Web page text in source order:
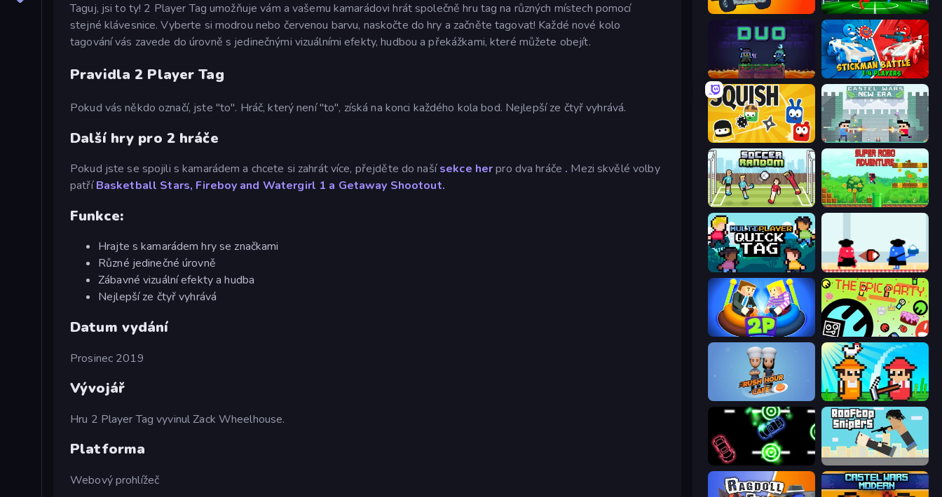
Taguj, jsi to ty! 2 Player Tag umožňuje vám a vašemu kamarádovi hrát společně hru tag na různých místech pomocí
stejné klávesnice. Vyberte si modrou nebo červenou barvu, naskočte do hry a začněte tagovat! Každé nové kolo
tagování vás zavede do úrovně s jedinečnými vizuálními efekty, hudbou a překážkami, které můžete obejít.
Pravidla 2 Player Tag
Pokud vás někdo označí, jste "to". Hráč, který není "to", získá na konci každého kola bod. Nejlepší ze čtyř vyhrává.
Další hry pro 2 hráče
Pokud jste se spojili s kamarádem a chcete si zahrát více, přejděte do našísekce herpro dva hráče . Mezi skvělé volby
patříBasketball Stars, Fireboy and Watergirl 1 a Getaway Shootout.
Funkce:
Hrajte s kamarádem hry se značkami
Různé jedinečné úrovně
Zábavné vizuální efekty a hudba
Nejlepší ze čtyř vyhrává
Datum vydání
Prosinec 2019
Vývojář
Hru 2 Player Tag vyvinul Zack Wheelhouse.
Platforma
Webový prohlížeč
Mini-Caps: Arena Ragdoll Soccer 2 Players
Duo Stickman battle 1-4 Players
Squish Castle Wars: New Era
Soccer Random Super Robo - Adventure
Multiplayer Quick Tag Clash of Cakes
Ragdoll Arena 2 Player The Epic Party
Rush Hour Cafe Farmer Challenge Party
Glowit - Two Players Rooftop Snipers